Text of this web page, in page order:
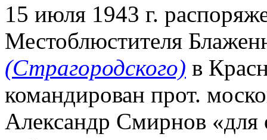
15 июля 1943 г.
Местоблюстителя
(Страгородского) в
командирован прот.
Александр Смирнов «для